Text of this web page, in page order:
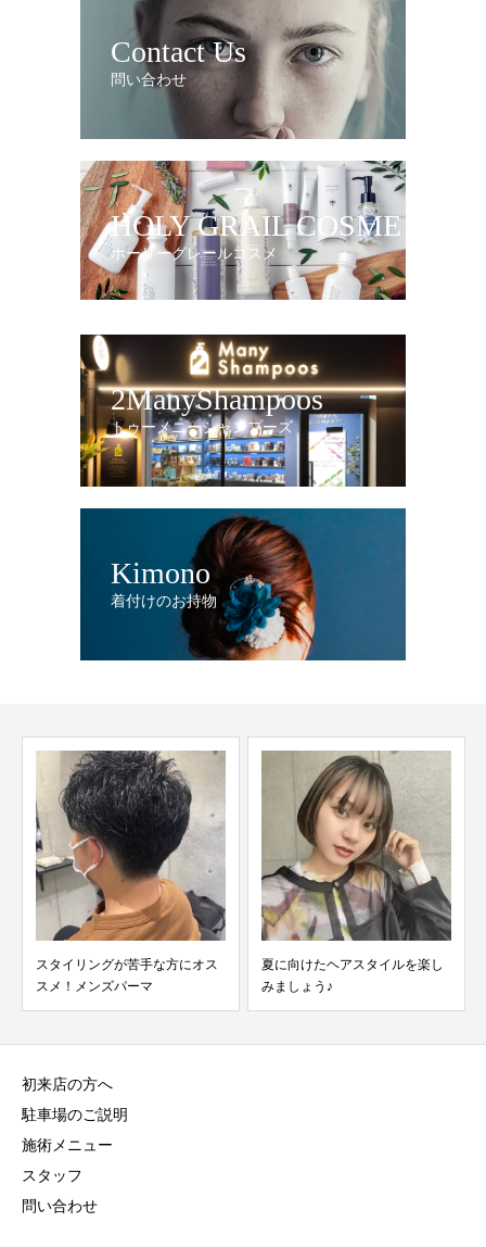
Contact Us
問い合わせ
HOLY GRAIL COSME
ホーリーグレールコスメ
2ManyShampoos
トゥーメニーシャンプーズ
Kimono
着付けのお持物
スタイリングが苦手な方にオス
スメ！メンズパーマ
夏に向けたヘアスタイルを楽し
みましょう♪
初来店の方へ
駐車場のご説明
施術メニュー
スタッフ
問い合わせ